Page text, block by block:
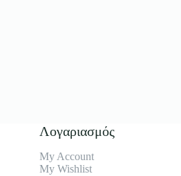
Λογαριασμός
My Account
My Wishlist